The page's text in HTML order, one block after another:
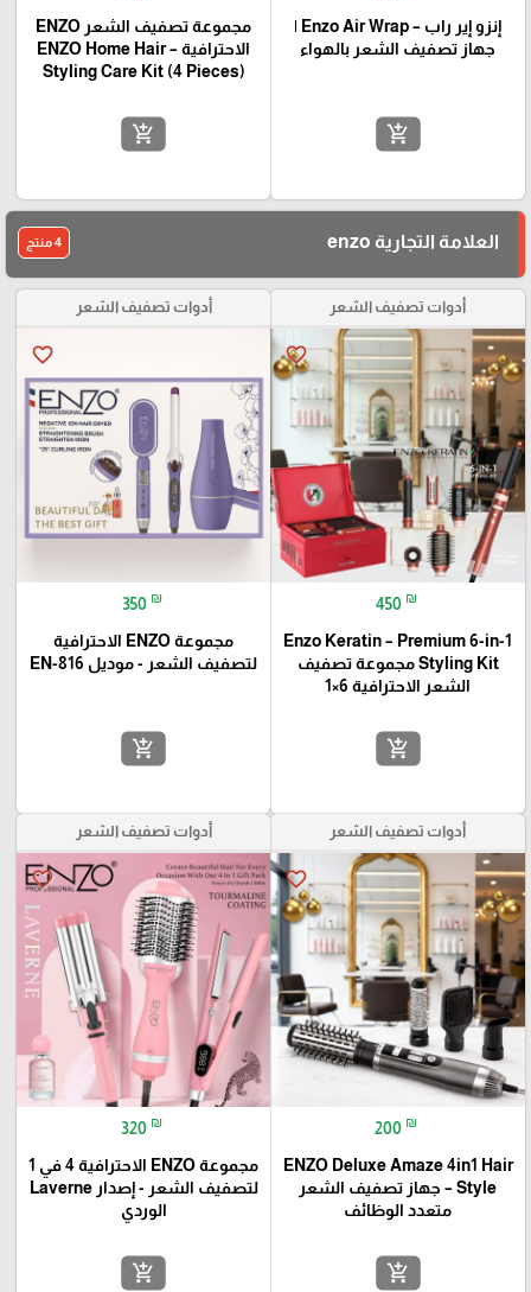
إنزو إير راب – Enzo Air Wrap |
جهاز تصفيف الشعر بالهواء
add_shopping_cart
مجموعة تصفيف الشعر ENZO
الاحترافية – ENZO Home Hair
Styling Care Kit (4 Pieces)
add_shopping_cart
العلامة التجارية enzo 4 منتج
أدوات تصفيف الشعر
favorite_border
450 ₪
Enzo Keratin – Premium 6-in-1
Styling Kit مجموعة تصفيف
الشعر الاحترافية 6×1
add_shopping_cart
أدوات تصفيف الشعر
favorite_border
350 ₪
مجموعة ENZO الاحترافية
لتصفيف الشعر - موديل EN-816
add_shopping_cart
أدوات تصفيف الشعر
favorite_border
200 ₪
ENZO Deluxe Amaze 4in1 Hair
Style – جهاز تصفيف الشعر
متعدد الوظائف
add_shopping_cart
أدوات تصفيف الشعر
favorite_border
320 ₪
مجموعة ENZO الاحترافية 4 في 1
لتصفيف الشعر - إصدار Laverne
الوردي
add_shopping_cart